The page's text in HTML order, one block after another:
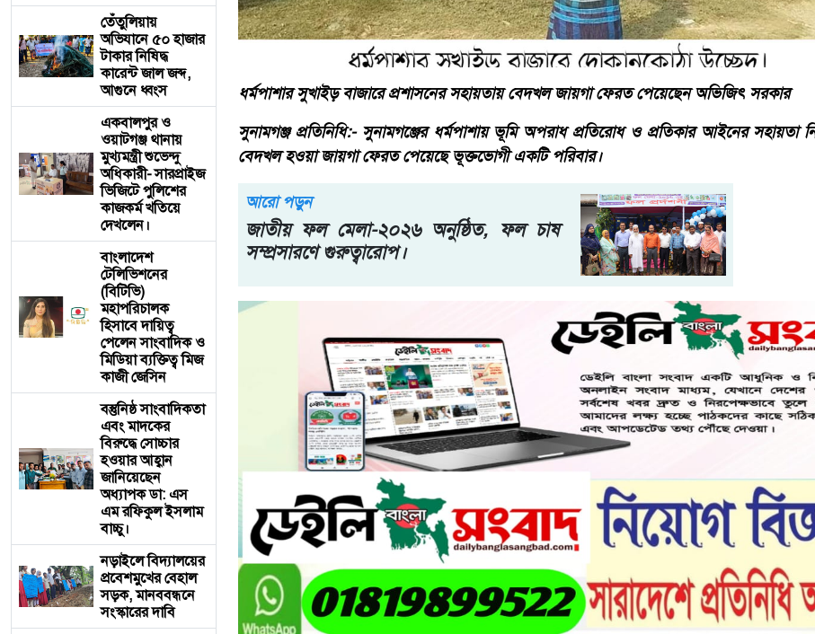
তেঁতুলিয়ায়
অভিযানে ৫০ হাজার
টাকার নিষিদ্ধ
কারেন্ট জাল জব্দ,
আগুনে ধ্বংস
একবালপুর ও
ওয়াটগঞ্জ থানায়
মুখ্যমন্ত্রী শুভেন্দু
অধিকারী- সারপ্রাইজ
ভিজিটে পুলিশের
কাজকর্ম খতিয়ে
দেখলেন।
বাংলাদেশ
টেলিভিশনের
(বিটিভি)
মহাপরিচালক
হিসাবে দায়িত্ব
পেলেন সাংবাদিক ও
মিডিয়া ব্যক্তিত্ব মিজ
কাজী জেসিন
বস্তুনিষ্ঠ সাংবাদিকতা
এবং মাদকের
বিরুদ্ধে সোচ্চার
হওয়ার আহ্বান
জানিয়েছেন
অধ্যাপক ডা: এস
এম রফিকুল ইসলাম
বাচ্চু।
নড়াইলে বিদ্যালয়ের
প্রবেশমুখের বেহাল
সড়ক, মানববন্ধনে
সংস্কারের দাবি
ধর্মপাশার সুখাইড় বাজারে প্রশাসনের সহায়তায় বেদখল জায়গা ফেরত পেয়েছেন অভিজিৎ সরকার
সুনামগঞ্জ প্রতিনিধি:- সুনামগঞ্জের ধর্মপাশায় ভূমি অপরাধ প্রতিরোধ ও প্রতিকার আইনের সহায়তা
বেদখল হওয়া জায়গা ফেরত পেয়েছে ভূক্তভোগী একটি পরিবার।
আরো পড়ুন
জাতীয় ফল মেলা-২০২৬ অনুষ্ঠিত, ফল চাষ
সম্প্রসারণে গুরুত্বারোপ।